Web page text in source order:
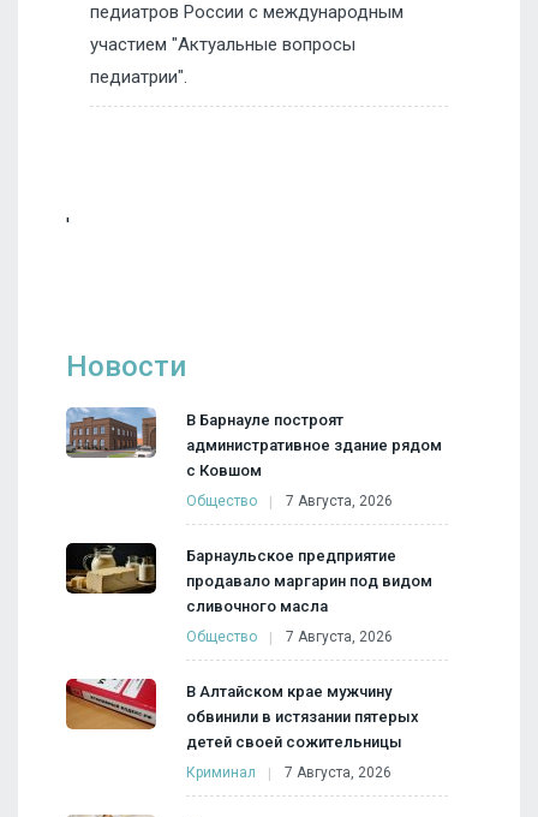
педиатров России с международным
участием "Актуальные вопросы
педиатрии".
'
Новости
В Барнауле построят
административное здание рядом
с Ковшом
Общество 7 Августа, 2026
Барнаульское предприятие
продавало маргарин под видом
сливочного масла
Общество 7 Августа, 2026
В Алтайском крае мужчину
обвинили в истязании пятерых
детей своей сожительницы
Криминал 7 Августа, 2026